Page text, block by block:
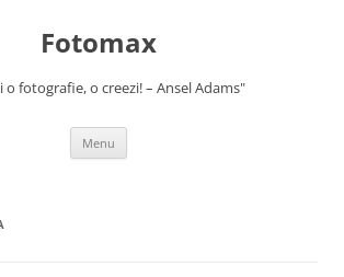
Fotomax
o fotografie, o creezi! – Ansel Adams"
Menu